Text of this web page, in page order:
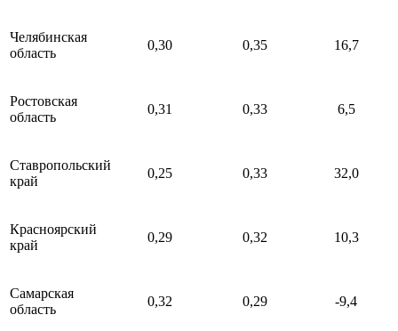
Челябинская
область
0,30 0,35 16,7
Ростовская
область
0,31 0,33 6,5
Ставропольский
край
0,25 0,33 32,0
Красноярский
край
0,29 0,32 10,3
Самарская
область
0,32 0,29 -9,4